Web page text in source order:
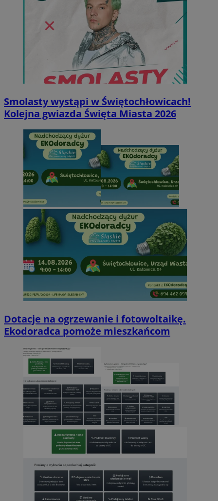
Smolasty wystąpi w Świętochłowicach!
Kolejna gwiazda Święta Miasta 2026
Dotacje na ogrzewanie i fotowoltaikę.
Ekodoradca pomoże mieszkańcom